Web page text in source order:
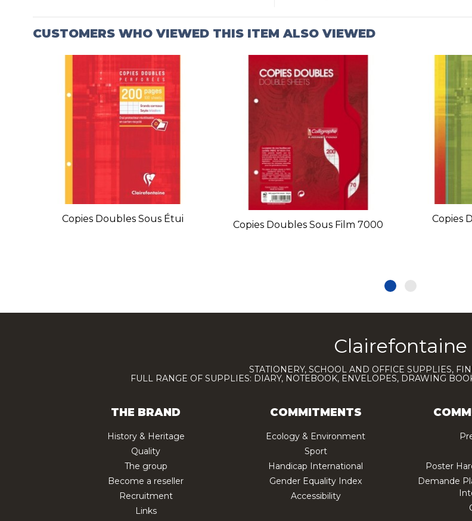
CUSTOMERS WHO VIEWED THIS ITEM ALSO VIEWED
Copies Doubles Sous Étui
Copies Doubles Sous Film 7000
Copies
Clairefontaine
STATIONERY, SCHOOL AND OFFICE SUPPLIES,
FULL RANGE OF SUPPLIES: DIARY, NOTEBOOK, ENVELOPES, DRAWING
THE BRAND
History & Heritage
Quality
The group
Become a reseller
Recruitment
Links
COMMITMENTS
Ecology & Environment
Sport
Handicap International
Gender Equality Index
Accessibility
Poster
Demande